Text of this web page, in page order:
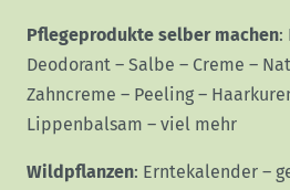
Pflegeprodukte selber machen:
Deodorant – Salbe – Creme –
Zahncreme – Peeling –
Lippenbalsam – viel mehr
Wildpflanzen: Erntekalender –